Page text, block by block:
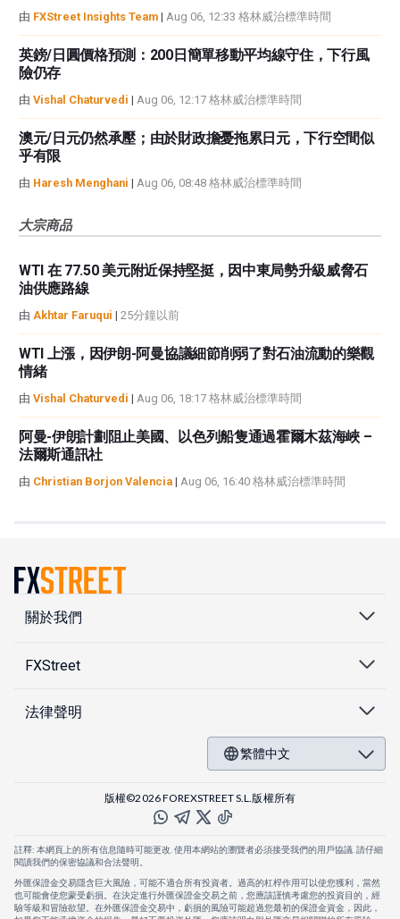
由 FXStreet Insights Team | Aug 06, 12:33 格林威治標準時間
英鎊/日圓價格預測：200日簡單移動平均線守住，下行風
險仍存
由 Vishal Chaturvedi | Aug 06, 12:17 格林威治標準時間
澳元/日元仍然承壓；由於財政擔憂拖累日元，下行空間似
乎有限
由 Haresh Menghani | Aug 06, 08:48 格林威治標準時間
大宗商品
WTI 在 77.50 美元附近保持堅挺，因中東局勢升級威脅石
油供應路線
由 Akhtar Faruqui | 25分鐘以前
WTI 上漲，因伊朗-阿曼協議細節削弱了對石油流動的樂觀
情緒
由 Vishal Chaturvedi | Aug 06, 18:17 格林威治標準時間
阿曼-伊朗計劃阻止美國、以色列船隻通過霍爾木茲海峽 –
法爾斯通訊社
由 Christian Borjon Valencia | Aug 06, 16:40 格林威治標準時間
關於我們
FXStreet
法律聲明
繁體中文
版權©2026 FOREXSTREET S.L.版權所有
註釋: 本網頁上的所有信息隨時可能更改. 使用本網站的瀏覽者必須接受我們的用戶協議. 請仔細
閱讀我們的保密協議和合法聲明。
外匯保證金交易隱含巨大風險，可能不適合所有投資者。過高的杠桿作用可以使您獲利，當然
也可能會使您蒙受虧損。在決定進行外匯保證金交易之前，您應該謹慎考慮您的投資目的，經
驗等級和冒險欲望。在外匯保證金交易中，虧損的風險可能超過您最初的保證金資金，因此，